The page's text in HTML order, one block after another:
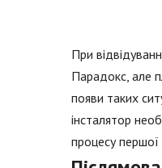
При
Парадокс, але
появи таких
інсталятор
процесу першої